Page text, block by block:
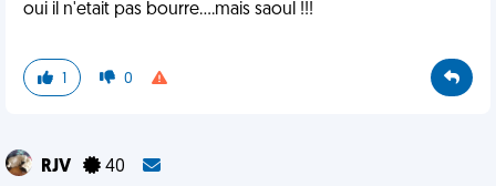
oui il n'etait pas bourre....mais saoul !!!
1 0
RJV 40